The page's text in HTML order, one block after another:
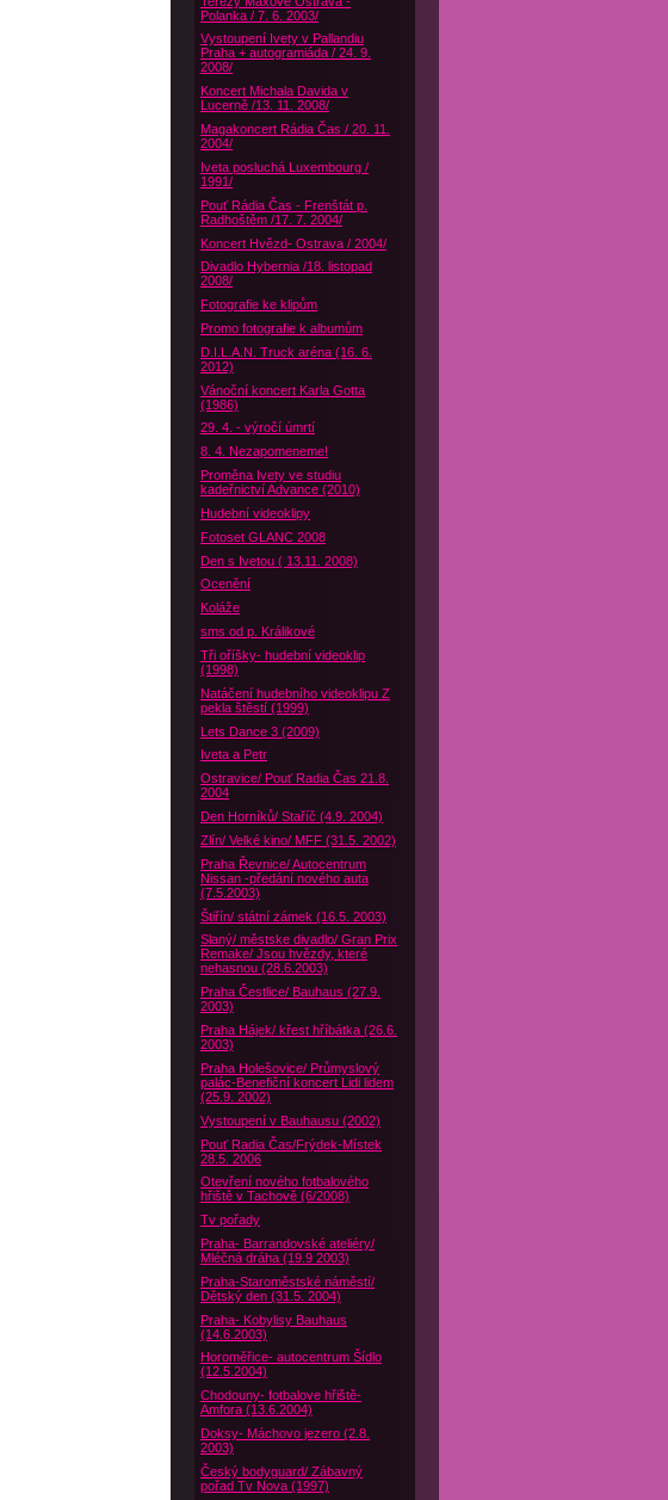
Polanka / 7. 6. 2003/
Vystoupení Ivety v Pallandiu
Praha + autogramiáda / 24. 9.
2008/
Koncert Michala Davida v
Lucerně /13. 11. 2008/
Magakoncert Rádia Čas / 20. 11.
2004/
Iveta posluchá Luxembourg /
1991/
Pouť Rádia Čas - Frenštát p.
Radhoštěm /17. 7. 2004/
Koncert Hvězd- Ostrava / 2004/
Divadlo Hybernia /18. listopad
2008/
Fotografie ke klipům
Promo fotografie k albumům
D.I.L.A.N. Truck aréna (16. 6.
2012)
Vánoční koncert Karla Gotta
(1986)
29. 4. - výročí úmrtí
8. 4. Nezapomeneme!
Proměna Ivety ve studiu
kadeřnictví Advance (2010)
Hudební videoklipy
Fotoset GLANC 2008
Den s Ivetou ( 13.11. 2008)
Ocenění
Koláže
sms od p. Králikové
Tři oříšky- hudební videoklip
(1998)
Natáčení hudebního videoklipu Z
pekla štěstí (1999)
Lets Dance 3 (2009)
Iveta a Petr
Ostravice/ Pouť Radia Čas 21.8.
2004
Den Horníků/ Staříč (4.9. 2004)
Zlín/ Velké kino/ MFF (31.5. 2002)
Praha Řevnice/ Autocentrum
Nissan -předání nového auta
(7.5.2003)
Štiřín/ státní zámek (16.5. 2003)
Slaný/ městske divadlo/ Gran Prix
Remake/ Jsou hvězdy, které
nehasnou (28.6.2003)
Praha Čestlice/ Bauhaus (27.9.
2003)
Praha Hájek/ křest hříbátka (26.6.
2003)
Praha Holešovice/ Průmyslový
palác-Benefiční koncert Lidi lidem
(25.9. 2002)
Vystoupení v Bauhausu (2002)
Pouť Radia Čas/Frýdek-Místek
28.5. 2006
Otevření nového fotbalového
hřiště v Tachově (6/2008)
Tv pořady
Praha- Barrandovské ateliéry/
Mléčná dráha (19.9 2003)
Praha-Staroměstské náměstí/
Dětský den (31.5. 2004)
Praha- Kobylisy Bauhaus
(14.6.2003)
Horoměřice- autocentrum Šídlo
(12.5.2004)
Chodouny- fotbalove hřiště-
Amfora (13.6.2004)
Doksy- Máchovo jezero (2.8.
2003)
Český bodyguard/ Zábavný
pořad Tv Nova (1997)